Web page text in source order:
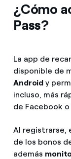
¿Cómo
Pass?
La app de
disponible de
Android y
incluso, más
de Facebook
Al registrarse,
de los bonos
además